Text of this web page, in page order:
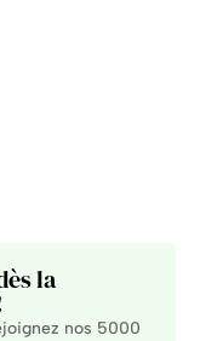
la
nos 5000